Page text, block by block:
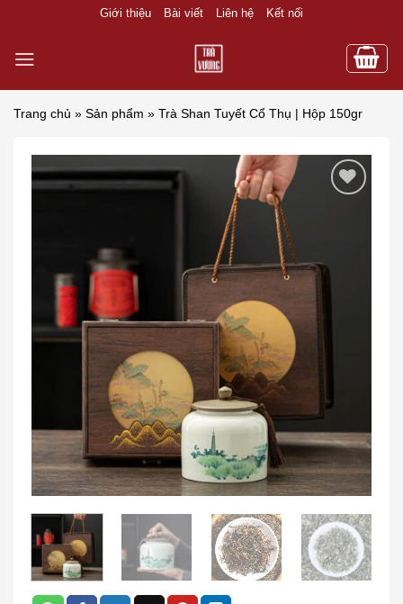
content
Giới thiệu Bài viết Liên hệ Kết nối
Trang chủ » Sản phẩm » Trà Shan Tuyết Cổ Thụ | Hộp 150gr
Add to wishlist